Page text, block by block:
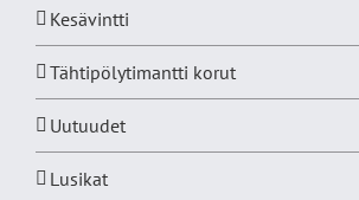
Kesävintti
Tähtipölytimantti korut
Uutuudet
Lusikat